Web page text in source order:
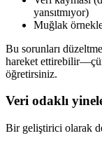
yansıtmıyor)
Muğlak
Bu sorunları
hareket
öğretirsiniz.
Veri odaklı
Bir geliştirici olarak